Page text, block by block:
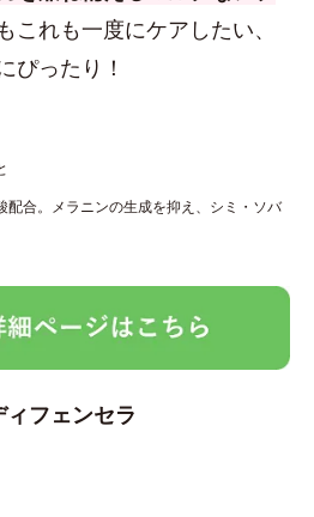
これも一度にケアしたい、
ぴったり！
合。メラニンの生成を抑え、シミ・ソバ
フェンセラ